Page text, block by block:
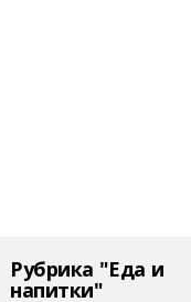
Рубрика "Еда и
напитки"